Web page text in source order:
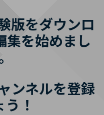
版をダウンロ
集を始めまし
ンネルを登録
！